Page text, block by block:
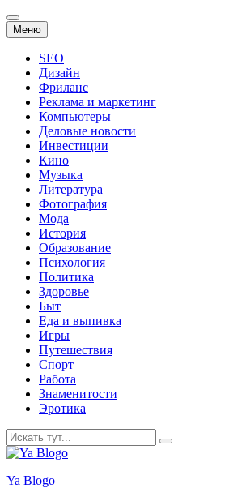
Меню Перейти
к
содержанию
SEO
Дизайн
Фриланс
Реклама и маркетинг
Компьютеры
Деловые новости
Инвестиции
Кино
Музыка
Литература
Фотография
Мода
История
Образование
Психология
Политика
Здоровье
Быт
Еда и выпивка
Игры
Путешествия
Спорт
Работа
Знаменитости
Эротика
Искать:
Ya Blogo